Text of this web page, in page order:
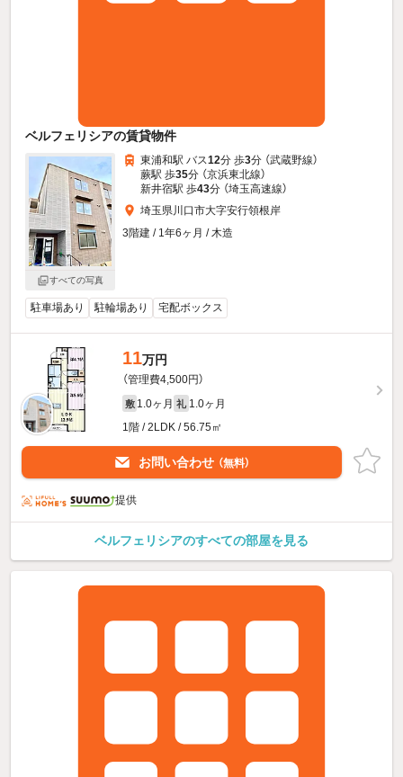
ベルフェリシアの賃貸物件
すべての写真
東浦和駅 バス12分 歩3分 （武蔵野線）
蕨駅 歩35分 （京浜東北線）
新井宿駅 歩43分 （埼玉高速線）
埼玉県川口市大字安行領根岸
3階建 / 1年6ヶ月 / 木造
駐車場あり 駐輪場あり 宅配ボックス
11万円
（管理費4,500円）
敷 1.0ヶ月 礼 1.0ヶ月
1階 / 2LDK / 56.75㎡
お問い合わせ （無料）
提供
ベルフェリシアのすべての部屋を見る